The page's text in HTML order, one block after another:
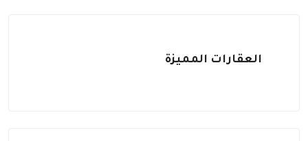
العقارات المميزة